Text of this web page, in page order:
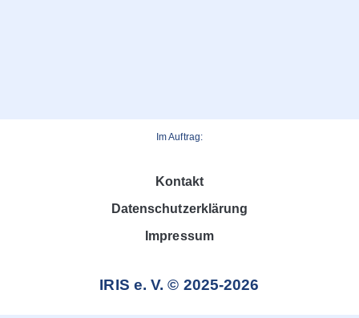
Im Auftrag:
Kontakt
Datenschutzerklärung
Impressum
IRIS e. V. © 2025-2026